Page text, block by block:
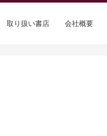
取り扱い書店 会社概要